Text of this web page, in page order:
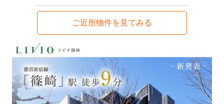
ご近所物件を見てみる